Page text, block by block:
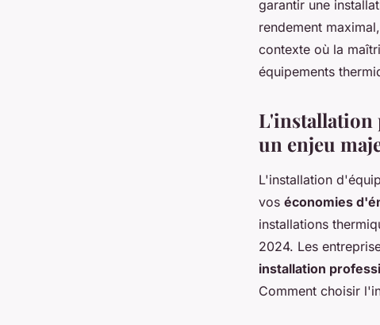
garantir une
rendement
contexte où la
équipements
L'installation
un enjeu
L'installation
vos économies
installations
2024. Les
installation
Comment choisir